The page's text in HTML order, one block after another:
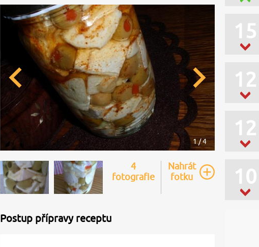
1 / 4
4
fotografie
Nahrát
fotku
Postup přípravy receptu
15
12
12
10